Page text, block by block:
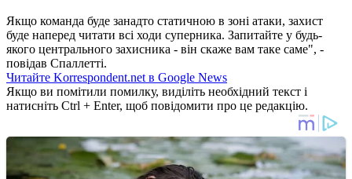
Якщо команда буде занадто статичною в зоні атаки, захист
буде наперед читати всі ходи суперника. Запитайте у будь-
якого центрального захисника - він скаже вам таке саме", -
повідав Спаллетті.
Читайте Korrespondent.net в Google News
Якщо ви помітили помилку, виділіть необхідний текст і
натисніть Ctrl + Enter, щоб повідомити про це редакцію.